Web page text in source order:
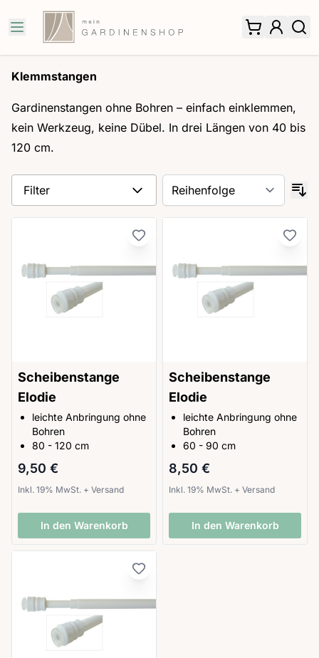
Zum Inhalt springen
Klemmstangen
Gardinenstangen ohne Bohren – einfach einklemmen,
kein Werkzeug, keine Dübel. In drei Längen von 40 bis
120 cm.
Filter
Scheibenstange
Elodie
leichte Anbringung ohne
Bohren
80 - 120 cm
9,50 €
Inkl. 19% MwSt. + Versand
In den Warenkorb
Scheibenstange
Elodie
leichte Anbringung ohne
Bohren
60 - 90 cm
8,50 €
Inkl. 19% MwSt. + Versand
In den Warenkorb